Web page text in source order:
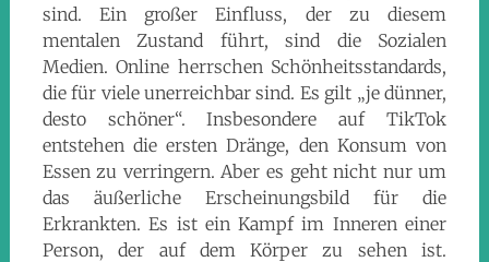
sind. Ein großer Einfluss, der zu diesem
mentalen Zustand führt, sind die Sozialen
Medien. Online herrschen Schönheitsstandards,
die für viele unerreichbar sind. Es gilt „je dünner,
desto schöner“. Insbesondere auf TikTok
entstehen die ersten Dränge, den Konsum von
Essen zu verringern. Aber es geht nicht nur um
das äußerliche Erscheinungsbild für die
Erkrankten. Es ist ein Kampf im Inneren einer
Person, der auf dem Körper zu sehen ist.